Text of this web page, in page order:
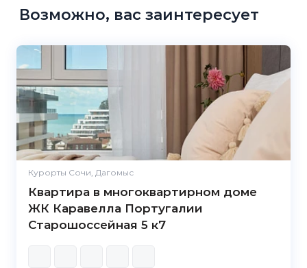
Возможно, вас заинтересует
Курорты Сочи, Дагомыс
Квартира в многоквартирном доме
ЖК Каравелла Португалии
Старошоссейная 5 к7